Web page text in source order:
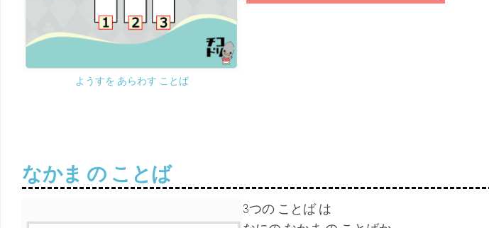
ようすを あらわす ことば
なかま の ことば
3つの ことば は